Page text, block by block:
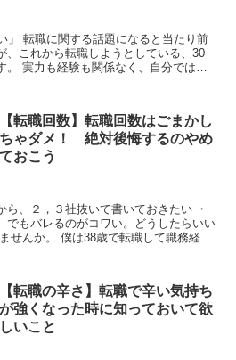
たり前
、これから転職しようとしている、30
ではど
【転職回数】転職回数はごまかし
ちゃダメ！ 絶対後悔するのやめ
ておこう
、２，３社抜いて書いておきたい ・
でもバレるのがコワい。どうしたらいい
【転職の辛さ】転職で辛い気持ち
が強くなった時に知っておいて欲
しいこと